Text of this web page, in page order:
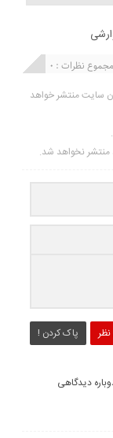
مجموع نظرات : 0
سایت منتشر خواهد
منتشر نخواهد شد.
پاک کردن !
دیدگاهی